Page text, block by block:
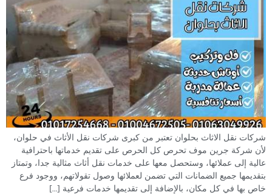
شركات نقل الاثاث بحلوان تعتبر من كبرى شركات نقل الأثاث في حلوان،
لأن شركة جرين موف تحرص كل الحرص على تقديم خدماتها باحترافية
عالية إلى عملائها، وستحصل معها على خدمات نقل أثاث مثالية جدا، وتمتاز
بتقديمها جميع الضمانات التي تضمن لعملائها وصول تقولاتهم، ووجود فرع
خاص بها في كل مكان، بالإضافة إلى تقديمها خدمات فرعية […]